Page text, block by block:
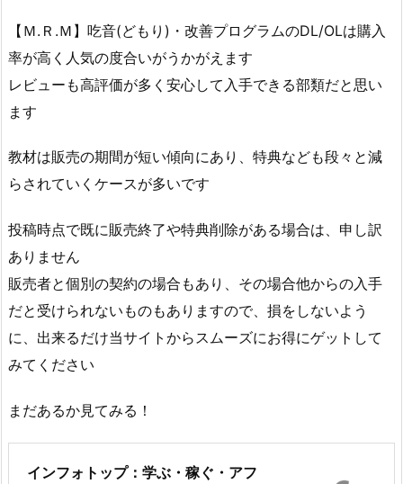
【Ｍ.Ｒ.Ｍ】吃音(どもり)・改善プログラムのDL/OLは購入
率が高く人気の度合いがうかがえます
レビューも高評価が多く安心して入手できる部類だと思い
ます
教材は販売の期間が短い傾向にあり、特典なども段々と減
らされていくケースが多いです
投稿時点で既に販売終了や特典削除がある場合は、申し訳
ありません
販売者と個別の契約の場合もあり、その場合他からの入手
だと受けられないものもありますので、損をしないよう
に、出来るだけ当サイトからスムーズにお得にゲットして
みてください
まだあるか見てみる！
インフォトップ：学ぶ・稼ぐ・アフ